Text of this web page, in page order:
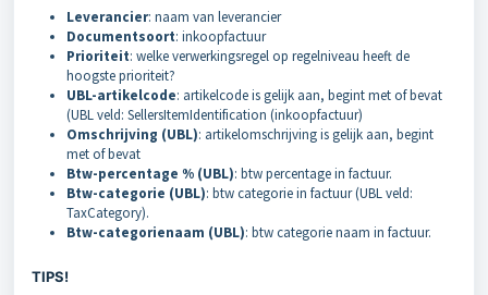
Leverancier: naam van leverancier
Documentsoort: inkoopfactuur
Prioriteit: welke verwerkingsregel op regelniveau heeft de
hoogste prioriteit?
UBL-artikelcode: artikelcode is gelijk aan, begint met of bevat
(UBL veld: SellersItemIdentification (inkoopfactuur)
Omschrijving (UBL): artikelomschrijving is gelijk aan, begint
met of bevat
Btw-percentage % (UBL): btw percentage in factuur.
Btw-categorie (UBL): btw categorie in factuur (UBL veld:
TaxCategory).
Btw-categorienaam (UBL): btw categorie naam in factuur.
TIPS!